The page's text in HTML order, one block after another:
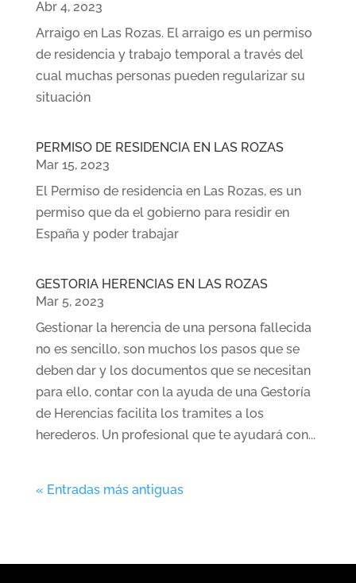
Abr 4, 2023
Arraigo en Las Rozas. El arraigo es un permiso
de residencia y trabajo temporal a través del
cual muchas personas pueden regularizar su
situación
PERMISO DE RESIDENCIA EN LAS ROZAS
Mar 15, 2023
El Permiso de residencia en Las Rozas, es un
permiso que da el gobierno para residir en
España y poder trabajar
GESTORIA HERENCIAS EN LAS ROZAS
Mar 5, 2023
Gestionar la herencia de una persona fallecida
no es sencillo, son muchos los pasos que se
deben dar y los documentos que se necesitan
para ello, contar con la ayuda de una Gestoría
de Herencias facilita los tramites a los
herederos. Un profesional que te ayudará con...
« Entradas más antiguas